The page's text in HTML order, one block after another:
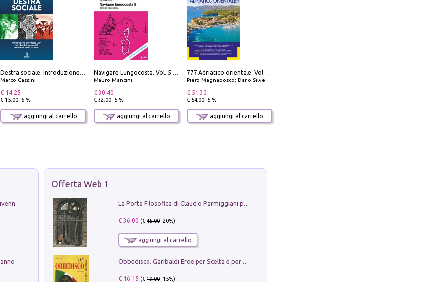
Marco Cassini
€ 14.25
€ 15.00 -5 %
aggiungi al carrello
Mauro Mancini
€ 30.40
€ 32.00 -5 %
aggiungi al carrello
Piero Magnabosco; Dario Silvestro; Marco Sbrizzi
€ 51.30
€ 54.00 -5 %
aggiungi al carrello
Offerta Web 1
€ 36.00 (€45.00- 20%)
aggiungi al carrello
€ 16.15 (€19.00- 15%)